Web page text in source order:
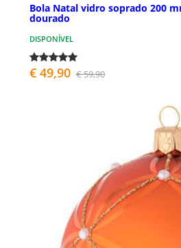
Bola Natal vidro soprado 200
dourado
DISPONÍVEL
€ 49,90 € 59,90